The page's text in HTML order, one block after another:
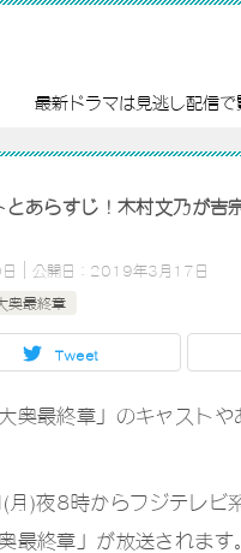
最新ドラマは見逃し配信で
あらすじ！木村文乃が吉
公開日： 2019年3月17日
奥最終章
Tweet
奥最終章」のキャストや
)夜8時からフジテレビ
最終章」が放送されます。